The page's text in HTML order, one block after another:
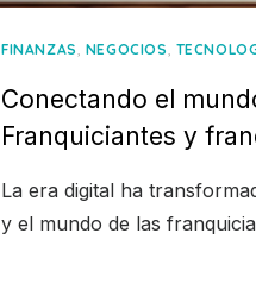
FINANZAS, NEGOCIOS,
Conectando el
Franquiciantes y
La era digital ha
y el mundo de las